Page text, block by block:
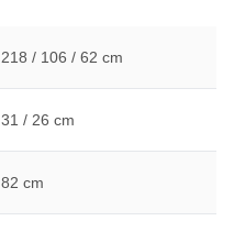
218 / 106 / 62 cm
31 / 26 cm
82 cm